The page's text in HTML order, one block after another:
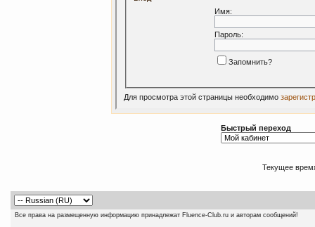
Имя:
Пароль:
Запомнить?
Для просмотра этой страницы необходимо
Быстрый переход
Текущее
Все права на размещенную информацию принадлежат Fluence-Club.ru и авторам сообщений!